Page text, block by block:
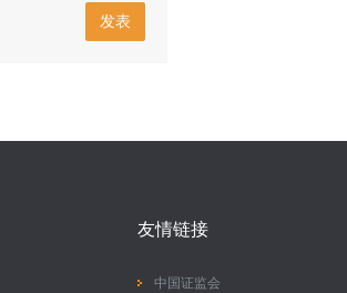
发表
友情链接
中国证监会